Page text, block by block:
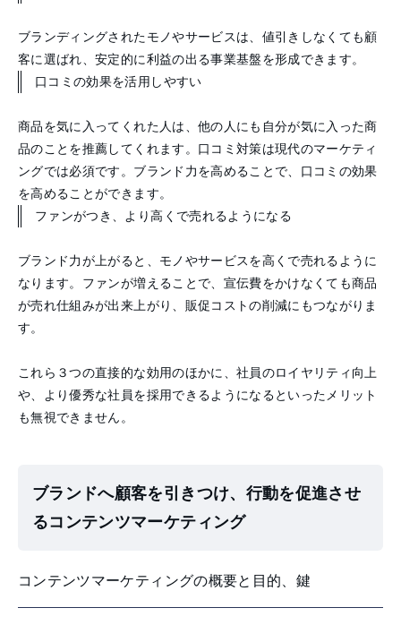
ブランディングされたモノやサービスは、値引きしなくても顧
客に選ばれ、安定的に利益の出る事業基盤を形成できます。
口コミの効果を活用しやすい
商品を気に入ってくれた人は、他の人にも自分が気に入った商
品のことを推薦してくれます。口コミ対策は現代のマーケティ
ングでは必須です。ブランド力を高めることで、口コミの効果
を高めることができます。
ファンがつき、より高くで売れるようになる
ブランド力が上がると、モノやサービスを高くで売れるように
なります。ファンが増えることで、宣伝費をかけなくても商品
が売れ仕組みが出来上がり、販促コストの削減にもつながりま
す。
これら３つの直接的な効用のほかに、社員のロイヤリティ向上
や、より優秀な社員を採用できるようになるといったメリット
も無視できません。
ブランドへ顧客を引きつけ、行動を促進させ
るコンテンツマーケティング
コンテンツマーケティングの概要と目的、鍵